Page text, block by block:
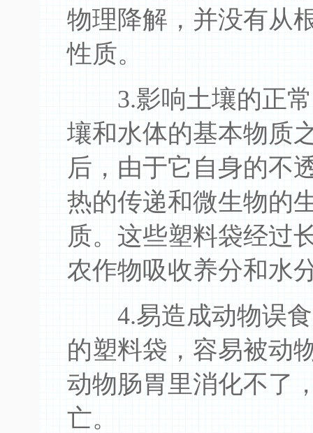
物理降解，并没有从
性质。
3.影响土壤的正常
壤和水体的基本物质
后，由于它自身的不
热的传递和微生物的
质。这些塑料袋经过
农作物吸收养分和水
4.易造成动物误食
的塑料袋，容易被动
动物肠胃里消化不了
亡。